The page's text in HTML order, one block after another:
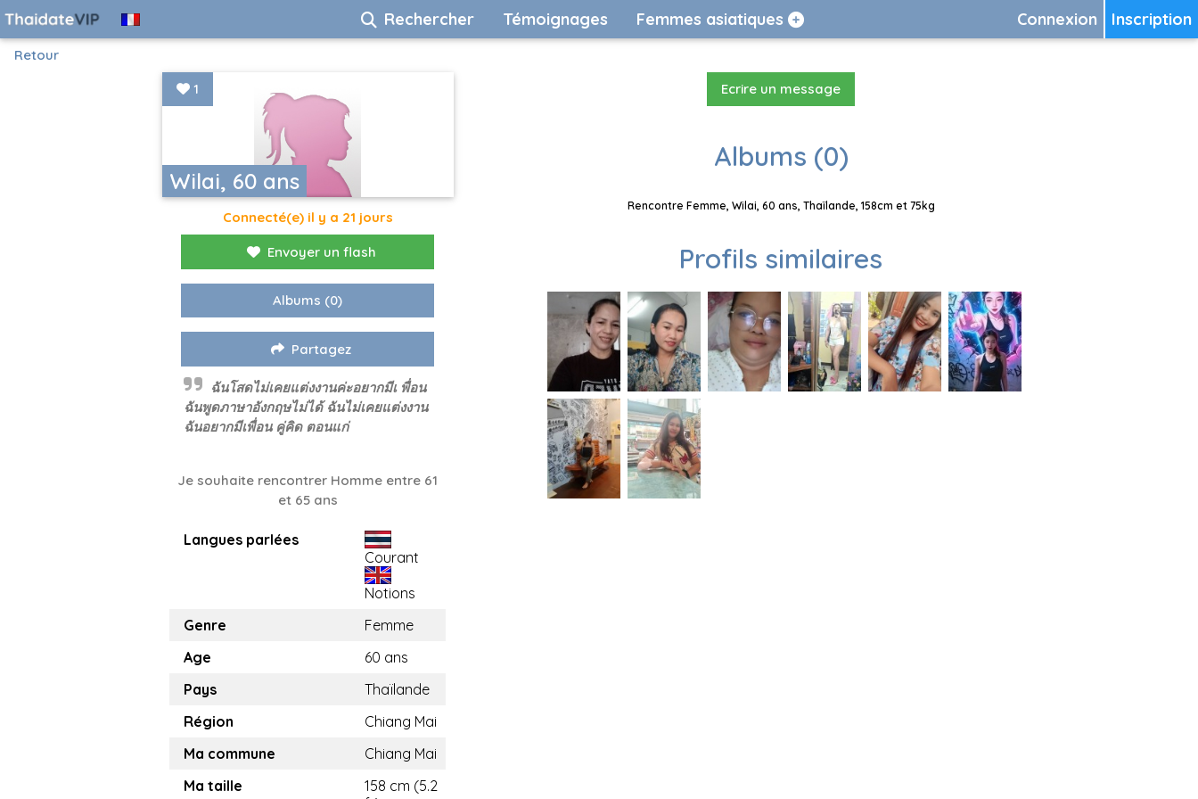
Inscription
Connexion
Rechercher Témoignages Femmes asiatiques
Retour
Wilai, 60 ans
1
Connecté(e) il y a 21 jours
Envoyer un flash
Albums (0)
Partagez
ฉันโสดไม่เคยแต่งงานค่ะอยากมีเ พื่อน
ฉันพูดภาษาอังกฤษไม่ได้ ฉันไม่เคยแต่งงาน
ฉันอยากมีเพื่อน คู่คิด ตอนแก่
Je souhaite rencontrer Homme entre 61
et 65 ans
Langues parlées
Courant
Notions
Genre
Femme
Age
60 ans
Pays
Thaïlande
Région
Chiang Mai
Ma commune
Chiang Mai
Ma taille
158 cm (5.2
Ecrire un message
Albums (0)
Rencontre Femme, Wilai, 60 ans, Thaïlande, 158cm et 75kg
Profils similaires